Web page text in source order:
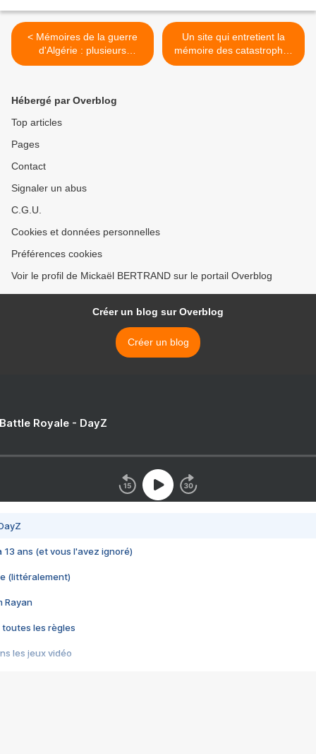
< Mémoires de la guerre
d'Algérie : plusieurs
colloques prévus à la fin de
Un site qui entretient la
mémoire des catastrophes
>
Hébergé par Overblog
Top articles
Pages
Contact
Signaler un abus
C.G.U.
Cookies et données personnelles
Préférences cookies
Voir le profil de Mickaël BERTRAND sur le portail Overblog
Créer un blog sur Overblog
Créer un blog
Royale - DayZ
13 ans (et vous l'avez ignoré)
(littéralement)
Rayan
toutes les règles
les jeux vidéo